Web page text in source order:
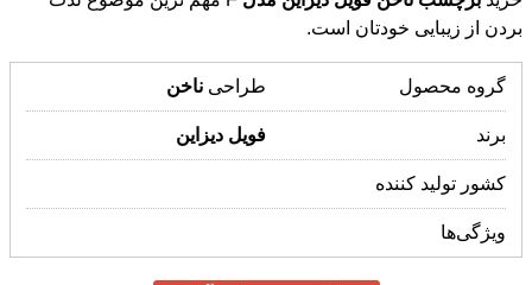
بردن از زیبایی خودتان است.
گروه محصول طراحی ناخن
برند فویل دیزاین
کشور تولید کننده
ویژگی‌ها